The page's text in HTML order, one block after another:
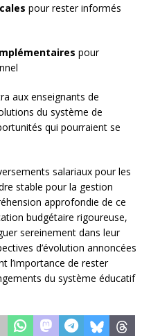
pour rester informés
pour
aux enseignants de
du système de
qui pourraient se
salariaux pour les
stable pour la gestion
approfondie de ce
budgétaire rigoureuse,
sereinement dans leur
d’évolution annoncées
l’importance de rester
du système éducatif